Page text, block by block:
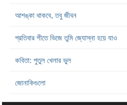
আশঙ্কা থাকবে, তবু জীবন
প্রতিবার শীতে ভিজে তুমি জ্যোস্না হয়ে যাও
কবিতা: পুতুল খেলার ভুল
জোনাকিগুলো